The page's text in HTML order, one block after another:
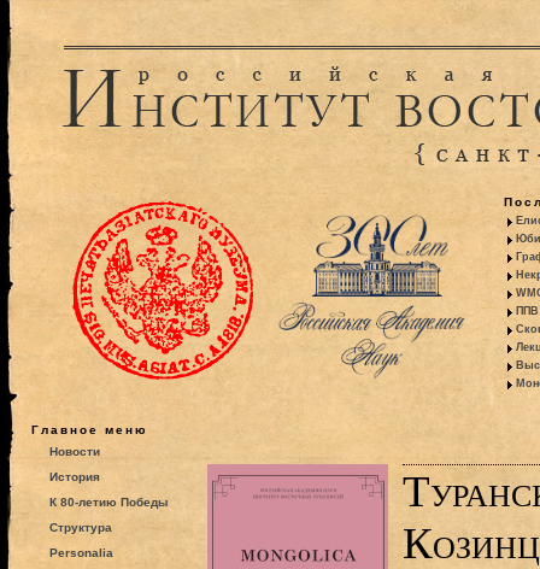
ППВ
Главное меню
Новости
История
К 80-летию Победы
Структура
Personalia